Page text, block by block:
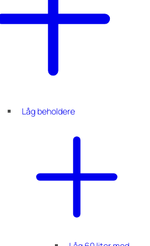
Låg beholdere